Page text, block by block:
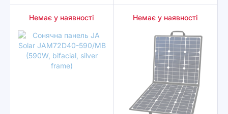
Немає у наявності Немає у наявності